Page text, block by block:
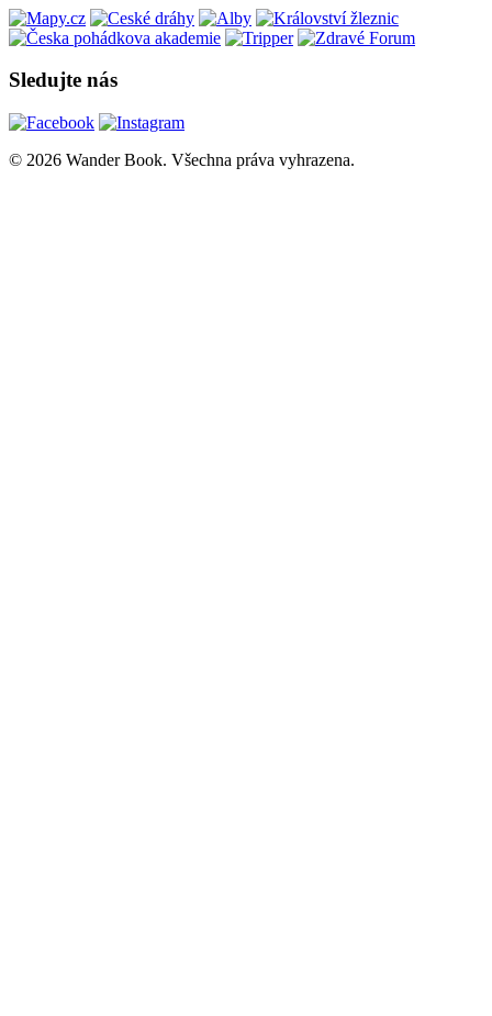
Sledujte nás
© 2026 Wander Book. Všechna práva vyhrazena.